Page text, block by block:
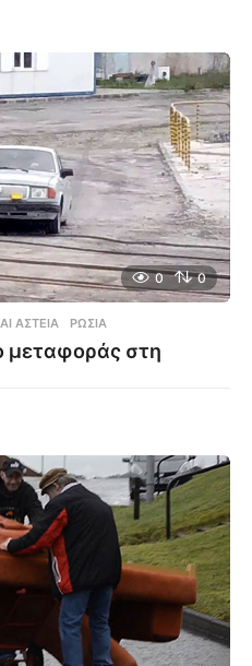
0 0
ΑΣΤΕΊΑ ,ΡΩΣΊΑ
μεταφοράς στη